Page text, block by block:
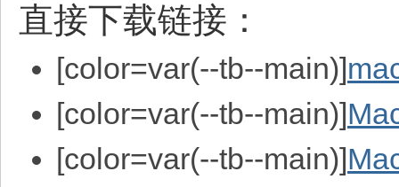
直接下载链接：
[color=var(--tb--main)]
[color=var(--tb--main)]
[color=var(--tb--main)]